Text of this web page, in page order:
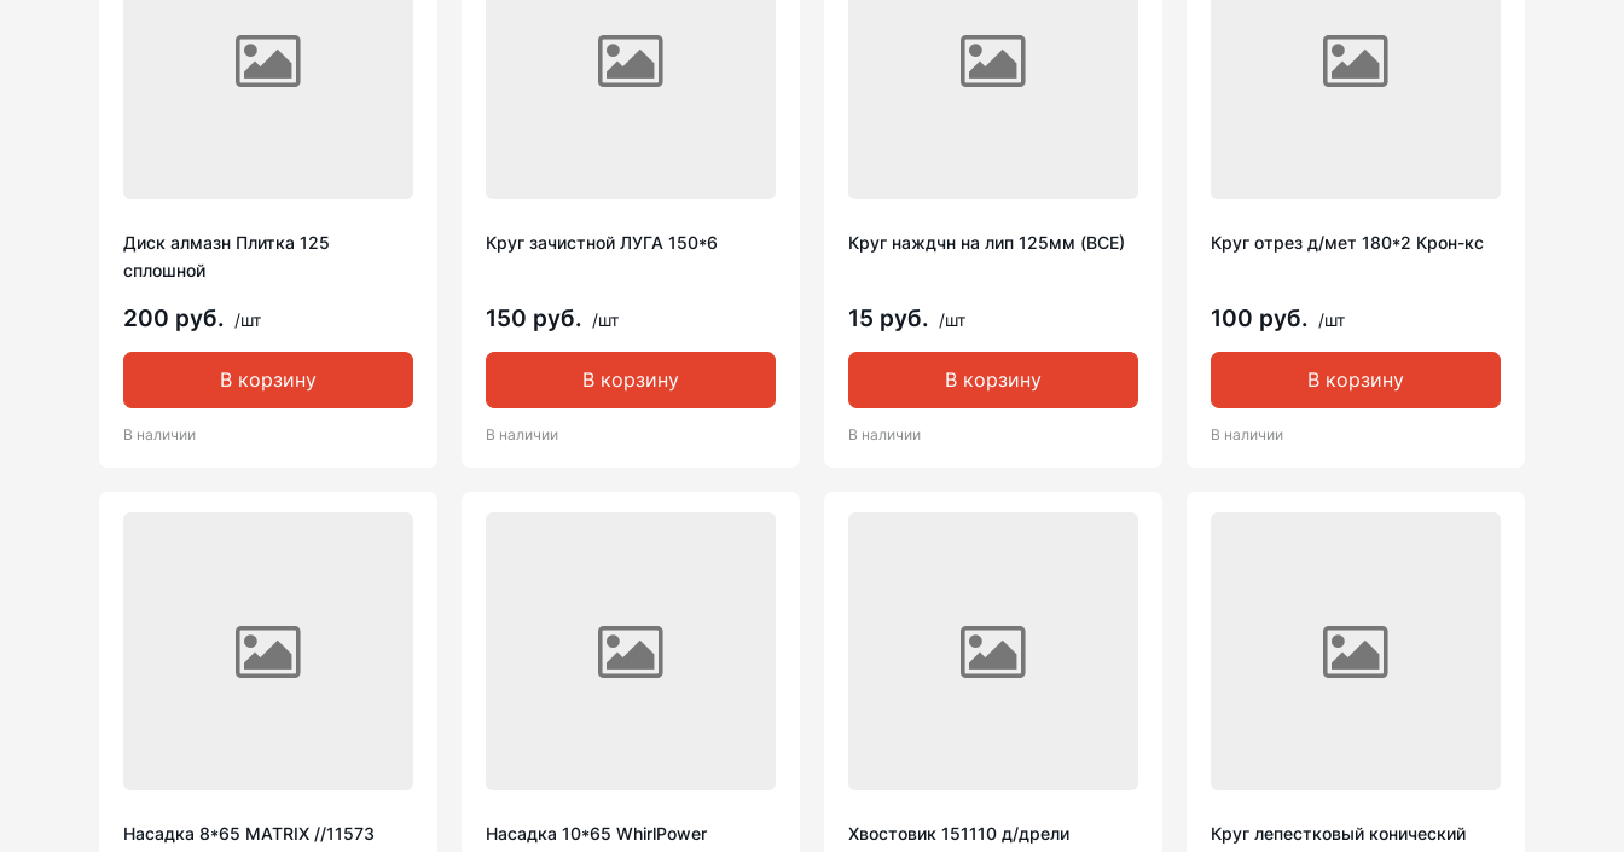
Диск алмазн Плитка 125
сплошной
200 руб. /шт
В корзину
В наличии
Круг зачистной ЛУГА 150*6
150 руб. /шт
В корзину
В наличии
Круг наждчн на лип 125мм (ВСЕ)
15 руб. /шт
В корзину
В наличии
Круг отрез д/мет 180*2 Крон-кс
100 руб. /шт
В корзину
В наличии
Насадка 8*65 MATRIX //11573 Насадка 10*65 WhirlPower
Хвостовик 151110 д/дрели
Круг лепестковый конический